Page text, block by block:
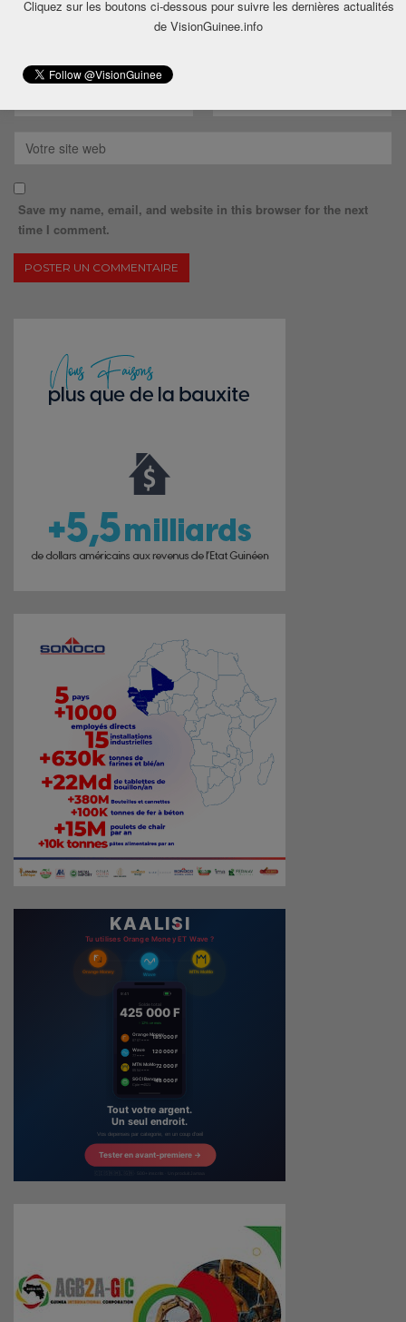
Save my name, email, and website in this browser for the next
time I comment.
Cliquez sur les boutons ci-dessous pour suivre les dernières actualités
de VisionGuinee.info